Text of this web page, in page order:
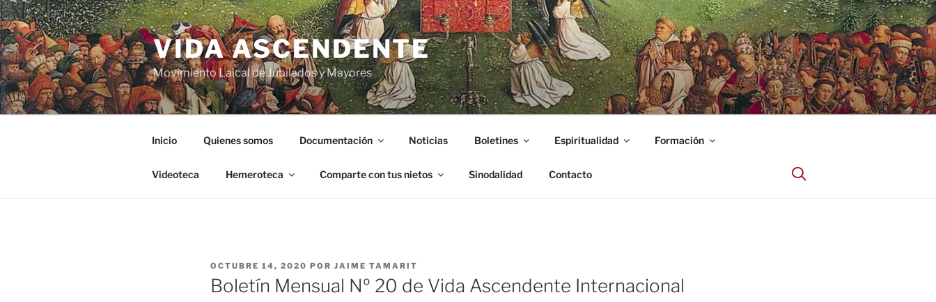
VIDA ASCENDENTE
Movimiento Laical de Jubilados y Mayores
Inicio Quienes somos Documentación Noticias Boletines Espiritualidad Formación
Videoteca Hemeroteca Comparte con tus nietos Sinodalidad Contacto
OCTUBRE 14, 2020 POR JAIME TAMARIT
Boletín Mensual Nº 20 de Vida Ascendente Internacional